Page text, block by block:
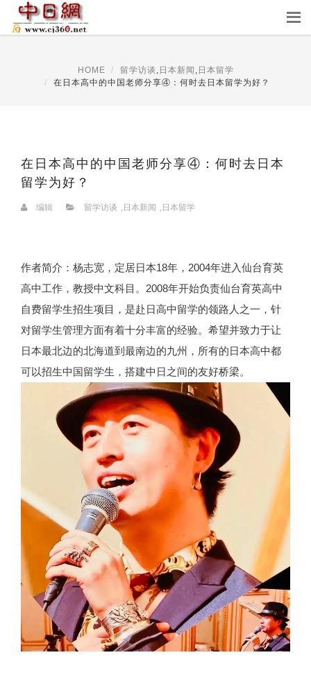
HOME 留学访谈 , 日本新闻 , 日本留学
在日本高中的中国老师分享④：何时去日本留学为好？
在日本高中的中国老师分享④：何时去日本
留学为好？
编辑 留学访谈 , 日本新闻 , 日本留学
作者简介：杨志宽，定居日本18年，2004年进入仙台育英
高中工作，教授中文科目。2008年开始负责仙台育英高中
自费留学生招生项目，是赴日高中留学的领路人之一，针
对留学生管理方面有着十分丰富的经验。希望并致力于让
日本最北边的北海道到最南边的九州，所有的日本高中都
可以招生中国留学生，搭建中日之间的友好桥梁。